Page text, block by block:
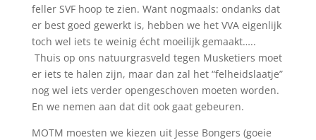
feller SVF hoop te zien. Want nogmaals: ondanks dat
er best goed gewerkt is, hebben we het VVA eigenlijk
toch wel iets te weinig écht moeilijk gemaakt…..
Thuis op ons natuurgrasveld tegen Musketiers moet
er iets te halen zijn, maar dan zal het “felheidslaatje”
nog wel iets verder opengeschoven moeten worden.
En we nemen aan dat dit ook gaat gebeuren.
MOTM moesten we kiezen uit Jesse Bongers (goeie